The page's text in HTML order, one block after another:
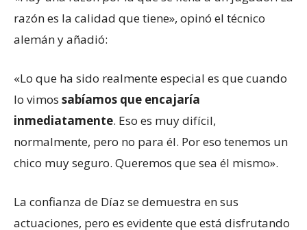
razón es la calidad que tiene», opinó el técnico
alemán y añadió:
«Lo que ha sido realmente especial es que cuando
lo vimos sabíamos que encajaría
inmediatamente. Eso es muy difícil,
normalmente, pero no para él. Por eso tenemos un
chico muy seguro. Queremos que sea él mismo».
La confianza de Díaz se demuestra en sus
actuaciones, pero es evidente que está disfrutando